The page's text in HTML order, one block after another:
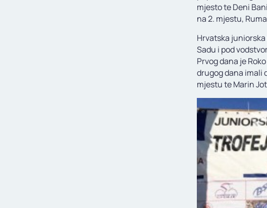
mjesto te Deni
na 2. mjestu,
Hrvatska
Sadu i pod
Prvog dana je
drugog dana imali
mjestu te Marin